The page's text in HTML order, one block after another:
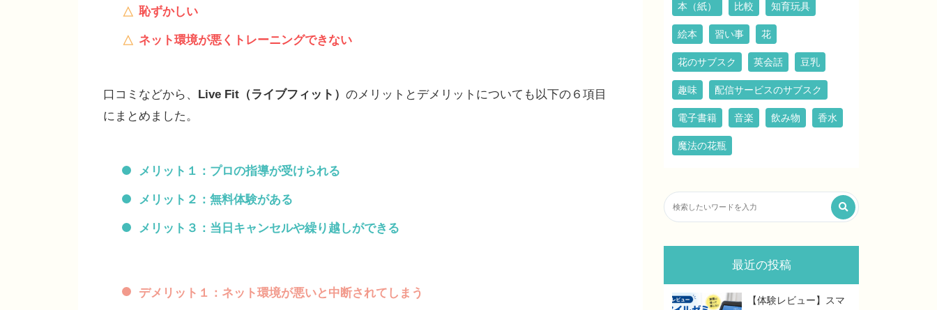
恥ずかしい
ネット環境が悪くトレーニングできない
口コミなどから、 Live Fit（ライブフィット） のメリットとデメリットについても以下の６項目
にまとめました。
メリット１：プロの指導が受けられる
メリット２：無料体験がある
メリット３：当日キャンセルや繰り越しができる
デメリット１：ネット環境が悪いと中断されてしまう
本（紙） 比較 知育玩具
絵本 習い事 花
花のサブスク 英会話 豆乳
趣味 配信サービスのサブスク
電子書籍 音楽 飲み物 香水
魔法の花瓶
最近の投稿
【体験レビュー】スマ